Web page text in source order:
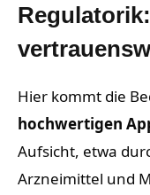
Hier kommt die
hochwertigen
Aufsicht, etwa
Arzneimittel und